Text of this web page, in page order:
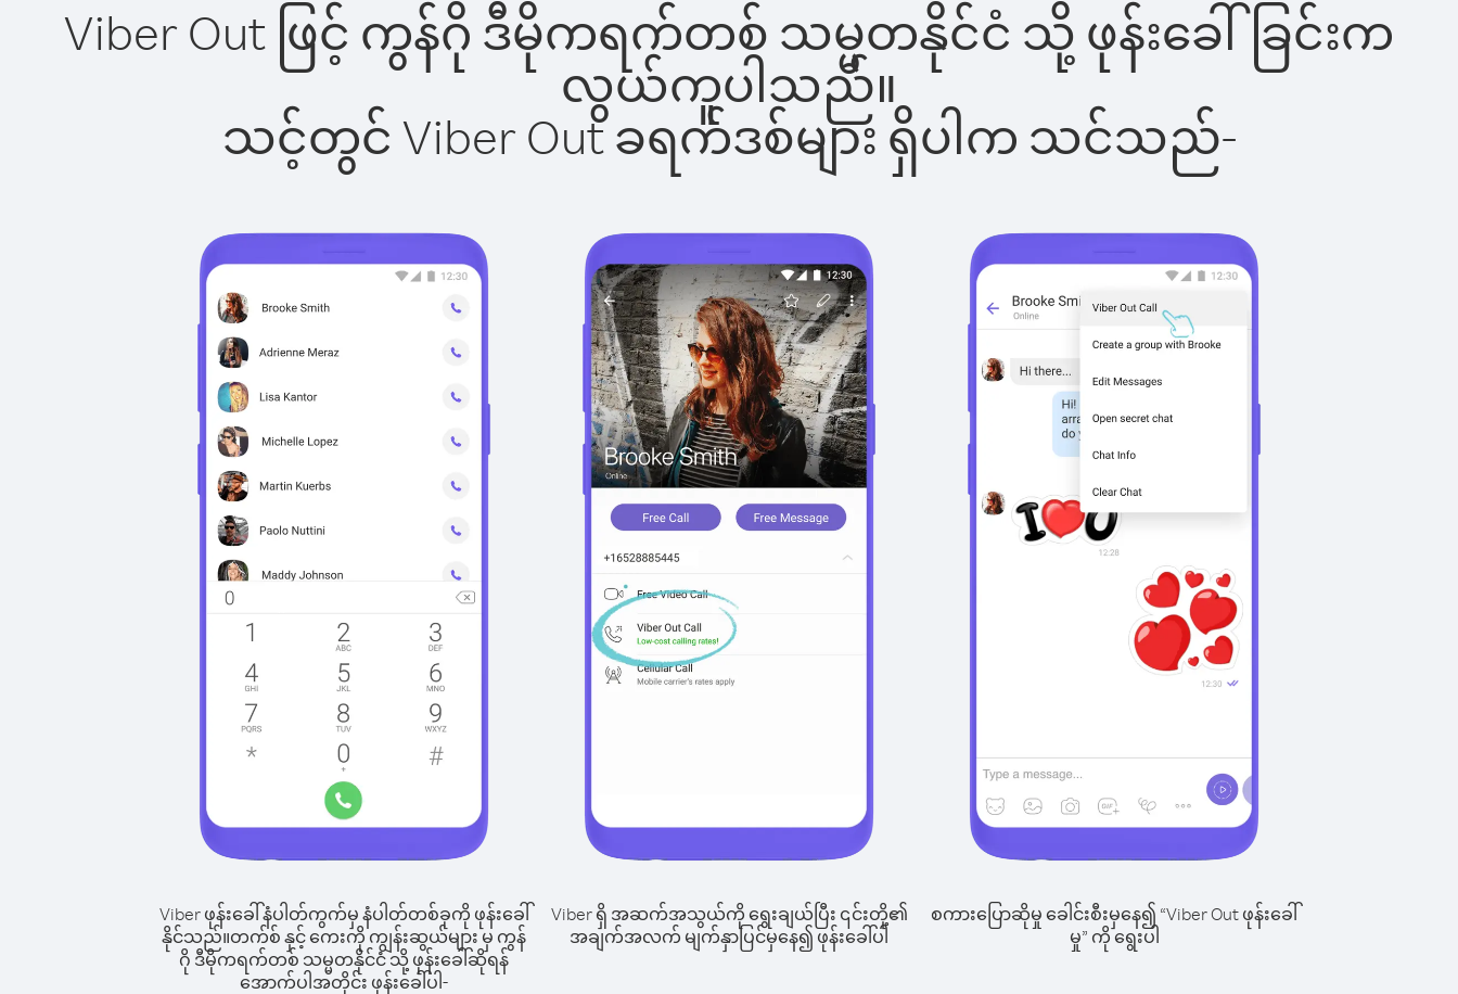
Viber Out ဖြင့် ကွန်ဂို ဒီမိုကရက်တစ် သမ္မတနိုင်ငံ သို့ ဖုန်းခေါ်ခြင်းက
လွယ်ကူပါသည်။
သင့်တွင် Viber Out ခရက်ဒစ်များ ရှိပါက သင်သည်-
Viber ဖုန်းခေါ်နံပါတ်ကွက်မှ နံပါတ်တစ်ခုကို ဖုန်းခေါ်
နိုင်သည်။တက်စ် နှင့် ကေးကို ကျွန်းဆွယ်များ မှ ကွန်
ဂို ဒီမိုကရက်တစ် သမ္မတနိုင်ငံ သို့ ဖုန်းခေါ်ဆိုရန်
အောက်ပါအတိုင်း ဖုန်းခေါ်ပါ-
Viber ရှိ အဆက်အသွယ်ကို ရွေးချယ်ပြီး ၎င်းတို့၏
အချက်အလက် မျက်နှာပြင်မှနေ၍ ဖုန်းခေါ်ပါ
စကားပြောဆိုမှု ခေါင်းစီးမှနေ၍ “Viber Out ဖုန်းခေါ်
မှု” ကို ရွေးပါ